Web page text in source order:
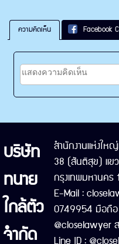
ความคิดเห็น Facebook
บริษัท
ทนาย
ใกล้ตัว
จำกัด
สำนักงานแห่งให
38 (สันติสุข) แขว
กรุงเทพมหานคร
E-Mail :
0749954 มือถือ
@closelawyer